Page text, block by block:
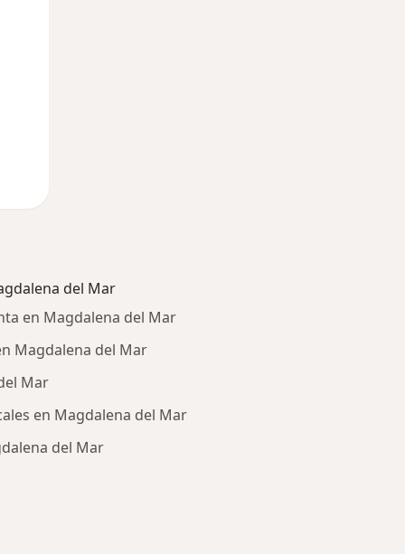
del Mar
en Magdalena del Mar
Magdalena del Mar
Mar
en Magdalena del Mar
del Mar